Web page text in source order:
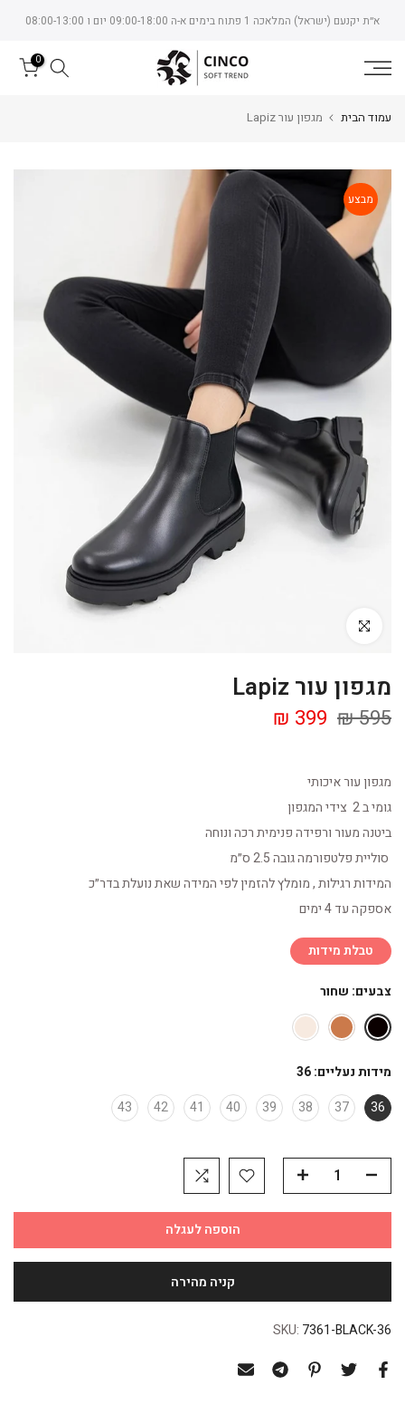
Skip
content
א״ת יקנעם (ישראל) המלאכה 1 פתוח בימים א-ה 09:00-18:00 יום ו 08:00-13:00
0
עמוד הבית מגפון עור Lapiz
מבצע
Click to enlarge
מגפון עור Lapiz
595 ₪
399 ₪
מגפון עור איכותי
גומי ב 2 צידי המגפון
ביטנה מעור ורפידה פנימית רכה ונוחה
סוליית פלטפורמה גובה 2.5 ס״מ
המידות רגילות , מומלץ להזמין לפי המידה שאת נועלת בדר״כ
אספקה עד 4 ימים
טבלת מידות
צבעים: שחור
מידות נעליים:36
36
37
38
39
40
41
42
43
הוספה לעגלה
SKU: 7361-BLACK-36